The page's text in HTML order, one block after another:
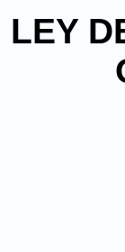
LEY